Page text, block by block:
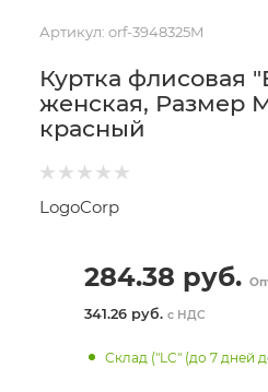
Артикул: orf-3948325M
Куртка флисовая
женская, Размер
красный
LogoCorp
284.38 руб.
341.26 руб. с НДС
Склад ("LC" (до 7 дней